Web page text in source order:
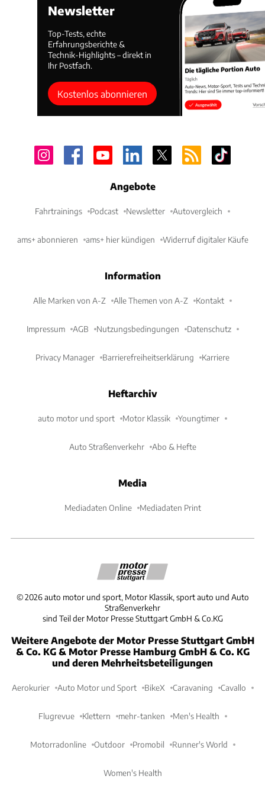
Newsletter
Top-Tests, echte
Erfahrungsberichte &
Technik-Highlights – direkt in
Ihr Postfach.
Kostenlos abonnieren
Angebote
Fahrtrainings Podcast Newsletter Autovergleich
ams+ abonnieren ams+ hier kündigen Widerruf digitaler Käufe
Information
Alle Marken von A-Z Alle Themen von A-Z Kontakt
Impressum AGB Nutzungsbedingungen Datenschutz
Privacy Manager Barrierefreiheitserklärung Karriere
Heftarchiv
auto motor und sport Motor Klassik Youngtimer
Auto Straßenverkehr Abo & Hefte
Media
Mediadaten Online Mediadaten Print
©2026 auto motor und sport, Motor Klassik, sport auto und Auto
Straßenverkehr
sind Teil der Motor Presse Stuttgart GmbH & Co.KG
Weitere Angebote der Motor Presse Stuttgart GmbH
& Co. KG & Motor Presse Hamburg GmbH & Co. KG
und deren Mehrheitsbeteiligungen
Aerokurier Auto Motor und Sport BikeX Caravaning Cavallo
Flugrevue Klettern mehr-tanken Men's Health
Motorradonline Outdoor Promobil Runner's World
Women's Health